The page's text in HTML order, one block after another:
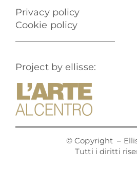
Privacy policy
Cookie policy
Project by ellisse:
© Copyright–
Tutti i diritti